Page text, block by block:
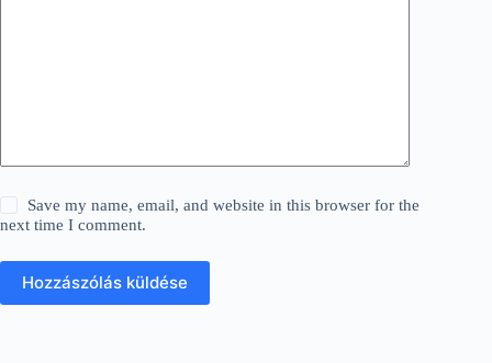
Save my name, email, and website in this browser for the
next time I comment.
Hozzászólás küldése